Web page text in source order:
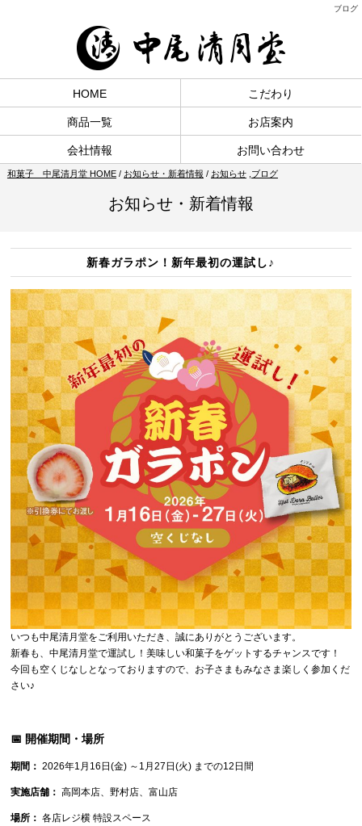
ブログ
HOME こだわり
商品一覧 お店案内
会社情報 お問い合わせ
和菓子 中尾清月堂 HOME/ お知らせ・新着情報 / お知らせ, ブログ
お知らせ・新着情報
新春ガラポン！新年最初の運試し♪
いつも中尾清月堂をご利用いただき、誠にありがとうございます。
新春も、中尾清月堂で運試し！美味しい和菓子をゲットするチャンスです！
今回も空くじなしとなっておりますので、お子さまもみなさま楽しく参加くだ
さい♪
📅 開催期間・場所
期間： 2026年1月16日(金) ～1月27日(火) までの12日間
実施店舗： 高岡本店、野村店、富山店
場所： 各店レジ横 特設スペース